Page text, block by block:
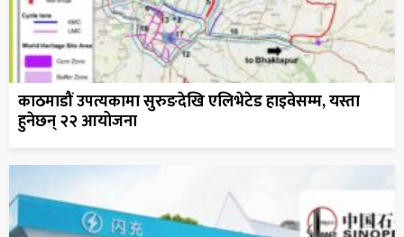
काठमाडौं उपत्यकामा सुरुङदेखि एलिभेटेड हाइवेसम्म, यस्ता
हुनेछन् २२ आयोजना